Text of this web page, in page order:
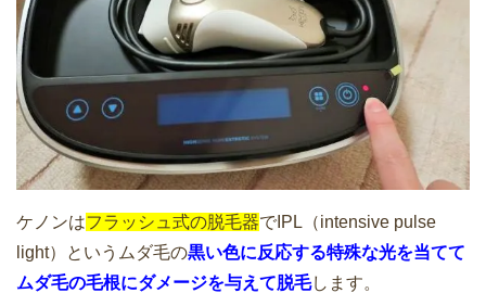
ケノンで太ももの毛を薄くしたい！脱毛
効果はどう？【１回目】
家庭用脱毛器のケノンを購入！タイミン
ケノンはフラッシュ式の脱毛器でIPL（intensive pulse
light）というムダ毛の黒い色に反応する特殊な光を当てて
ムダ毛の毛根にダメージを与えて脱毛します。